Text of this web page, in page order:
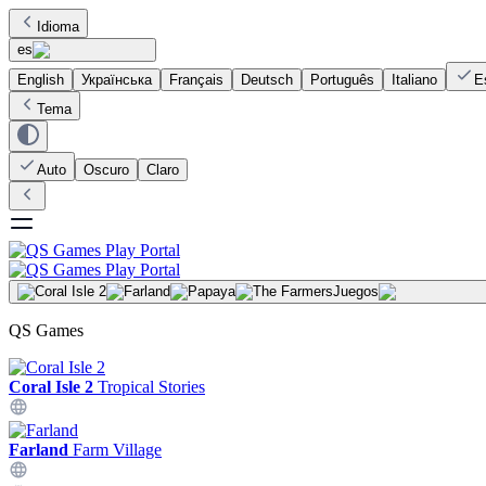
Idioma
es
English
Українська Français Deutsch Português Italiano
Tema
Auto Oscuro Claro
Juegos
QS Games
Coral Isle 2 Tropical Stories
Farland Farm Village